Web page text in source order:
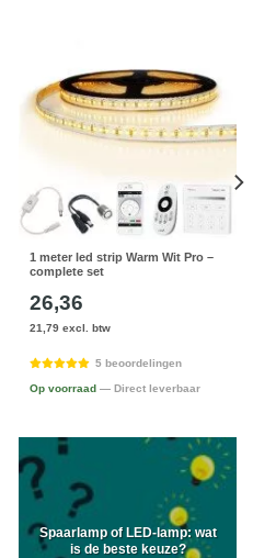
1 meter led strip Warm Wit Pro –
complete set
26,36
21,79 excl. btw
5 beoordelingen
Op voorraad — Direct leverbaar
Spaarlamp of LED-lamp: wat
is de beste keuze?